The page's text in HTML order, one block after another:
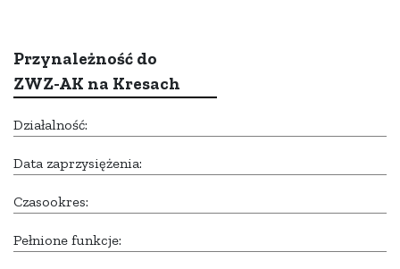
Przynależność do
ZWZ-AK na Kresach
Działalność:
Data zaprzysiężenia:
Czasookres:
Pełnione funkcje: